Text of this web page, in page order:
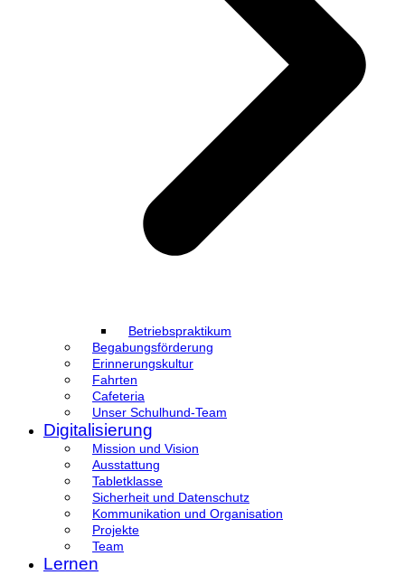
Betriebspraktikum
Begabungsförderung
Erinnerungskultur
Fahrten
Cafeteria
Unser Schulhund-Team
Digitalisierung
Mission und Vision
Ausstattung
Tabletklasse
Sicherheit und Datenschutz
Kommunikation und Organisation
Projekte
Team
Lernen